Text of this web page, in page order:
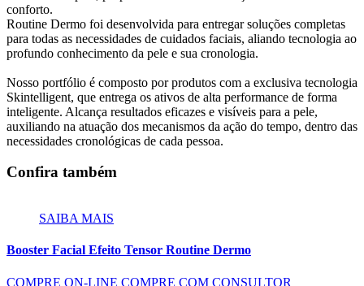
conforto.
Routine Dermo foi desenvolvida para entregar soluções completas
para todas as necessidades de cuidados faciais, aliando tecnologia ao
profundo conhecimento da pele e sua cronologia.
Nosso portfólio é composto por produtos com a exclusiva tecnologia
Skintelligent, que entrega os ativos de alta performance de forma
inteligente. Alcança resultados eficazes e visíveis para a pele,
auxiliando na atuação dos mecanismos da ação do tempo, dentro das
necessidades cronológicas de cada pessoa.
Confira também
SAIBA MAIS
Booster Facial Efeito Tensor Routine Dermo
COMPRE ON-LINE COMPRE COM CONSULTOR